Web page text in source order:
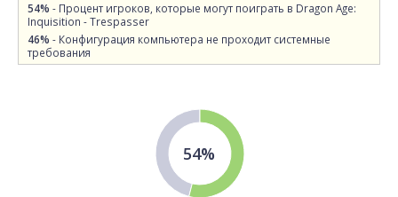
54% - Процент игроков, которые могут поиграть в Dragon Age:
Inquisition - Trespasser
46% - Конфигурация компьютера не проходит системные
требования
54%